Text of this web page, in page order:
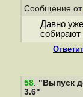
Сообщение от
Давно
собирают
58. "Выпуск
3.6"